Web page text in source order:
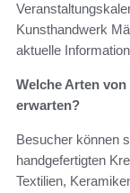
Kunsthandwerk
aktuelle
Welche Arten
erwarten?
Besucher können
handgefertigten
Textilien,